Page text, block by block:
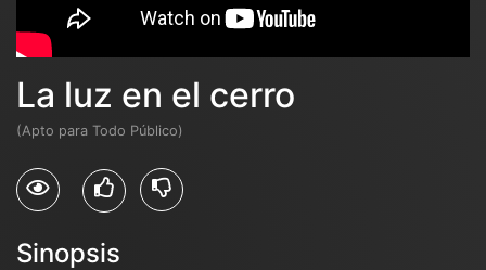
La luz en el cerro
(Apto para Todo Público)
Sinopsis